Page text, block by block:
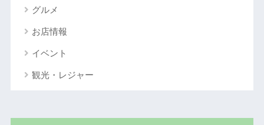
グルメ
お店情報
イベント
観光・レジャー